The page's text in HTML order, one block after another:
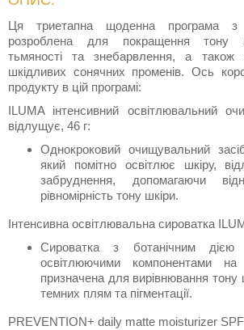
Ця триетапна щоденна програма з
розроблена для покращення тону
тьмяності та знебарвлення, а також
шкідливих сонячних променів. Ось
продукту в цій програмі:
ILUMA інтенсивний освітлювальний
відлущує, 46 г:
Однокроковий очищувальний
який помітно освітлює шкіру,
забруднення, допомагаючи
рівномірність тону шкіри.
Інтенсивна освітлювальна сироватка
Сироватка з ботанічним дією
освітлюючими компонентами на
призначена для вирівнювання
темних плям та пігментації.
PREVENTION+ daily matte moisturizer SPF